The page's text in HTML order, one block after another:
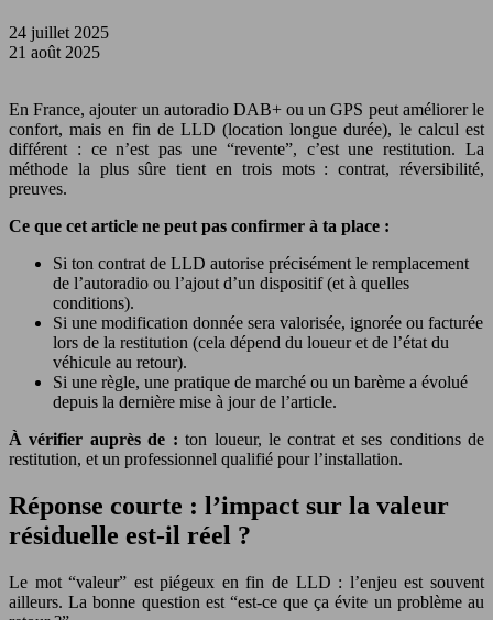
24 juillet 2025
21 août 2025
En France, ajouter un autoradio DAB+ ou un GPS peut améliorer le
confort, mais en fin de LLD (location longue durée), le calcul est
différent : ce n’est pas une “revente”, c’est une restitution. La
méthode la plus sûre tient en trois mots : contrat, réversibilité,
preuves.
Ce que cet article ne peut pas confirmer à ta place :
Si ton contrat de LLD autorise précisément le remplacement
de l’autoradio ou l’ajout d’un dispositif (et à quelles
conditions).
Si une modification donnée sera valorisée, ignorée ou facturée
lors de la restitution (cela dépend du loueur et de l’état du
véhicule au retour).
Si une règle, une pratique de marché ou un barème a évolué
depuis la dernière mise à jour de l’article.
À vérifier auprès de : ton loueur, le contrat et ses conditions de
restitution, et un professionnel qualifié pour l’installation.
Réponse courte : l’impact sur la valeur
résiduelle est-il réel ?
Le mot “valeur” est piégeux en fin de LLD : l’enjeu est souvent
ailleurs. La bonne question est “est-ce que ça évite un problème au